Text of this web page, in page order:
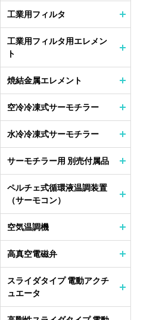
工業用フィルタ
工業用フィルタ用エレメン
ト
焼結金属エレメント
空冷冷凍式サーモチラー
水冷冷凍式サーモチラー
サーモチラー用 別売付属品
ペルチェ式循環液温調装置
（サーモコン）
空気温調機
高真空電磁弁
スライダタイプ 電動アクチ
ュエータ